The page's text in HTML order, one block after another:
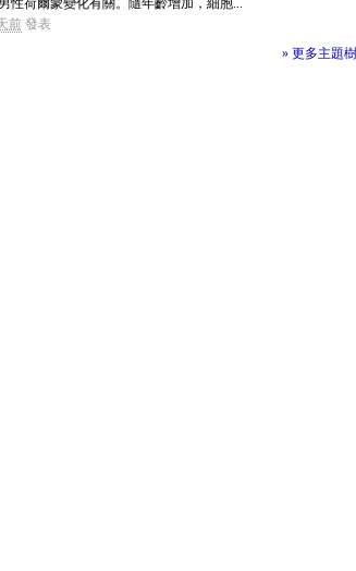
性荷爾蒙變化有關。隨年齡增加，細胞...
前發表
» 更多主題樹